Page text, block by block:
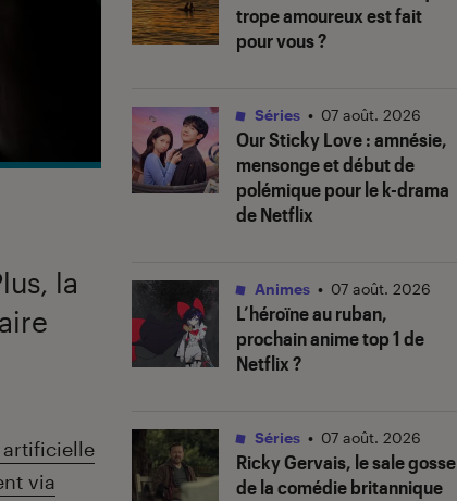
la
via
trope amoureux est fait
pour vous ?
Our Sticky Love: amnésie,
mensonge et début de
polémique pour le k-drama
de Netflix
Séries • 07 août. 2026
L’héroïne au ruban,
prochain anime top 1 de
Netflix ?
Animes • 07 août. 2026
Ricky Gervais, le sale gosse
de la comédie britannique
Séries • 07 août. 2026